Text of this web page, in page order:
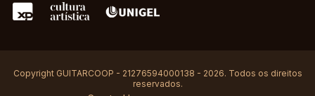
Copyright GUITARCOOP - 21276594000138 - 2026. Todos os direitos
reservados.